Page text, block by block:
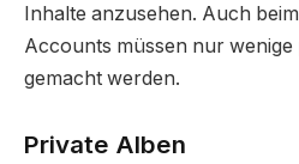
Inhalte anzusehen. Auch
Accounts müssen nur
gemacht werden.
Private Alben